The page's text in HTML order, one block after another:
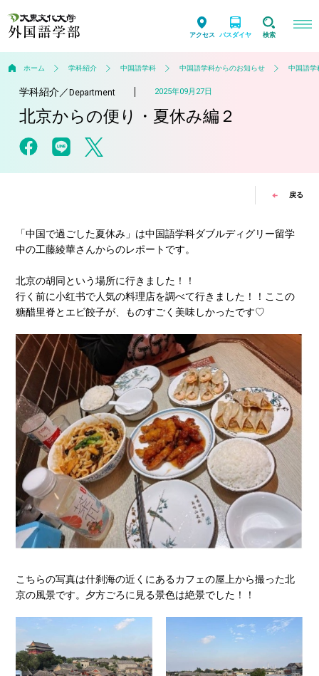
アクセス バスダイヤ 検索
ホーム 学科紹介 中国語学科 中国語学科からのお知らせ 中国語学
学科紹介／Department 2025年09月27日
北京からの便り・夏休み編２
戻る
「中国で過ごした夏休み」は中国語学科ダブルディグリー留学
中の工藤綾華さんからのレポートです。
北京の胡同という場所に行きました！！
行く前に小红书で人気の料理店を調べて行きました！！ここの
糖醋里脊とエビ餃子が、ものすごく美味しかったです♡
こちらの写真は什刹海の近くにあるカフェの屋上から撮った北
京の風景です。夕方ごろに見る景色は絶景でした！！